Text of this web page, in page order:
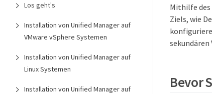
Los geht's
Installation von Unified Manager auf
VMware vSphere Systemen
Installation von Unified Manager auf
Linux Systemen
Installation von Unified Manager auf
Mithilfe des
Ziels, wie
sekundären
Bevor